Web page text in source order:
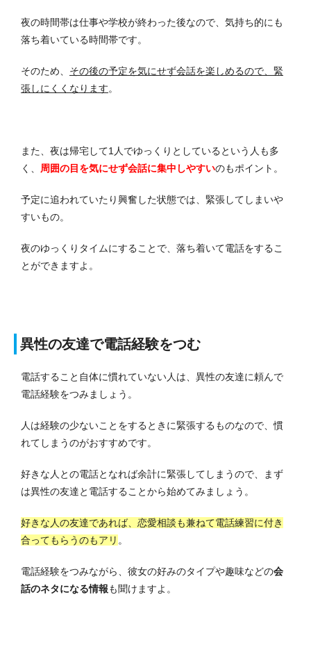
夜の時間帯は仕事や学校が終わった後なので、気持ち的にも
落ち着いている時間帯です。
そのため、 その後の予定を気にせず会話を楽しめるので、緊
張しにくくなります。
また、夜は帰宅して1人でゆっくりとしているという人も多
く、 周囲の目を気にせず会話に集中しやすいのもポイント。
予定に追われていたり興奮した状態では、緊張してしまいや
すいもの。
夜のゆっくりタイムにすることで、落ち着いて電話をするこ
とができますよ。
異性の友達で電話経験をつむ
電話すること自体に慣れていない人は、異性の友達に頼んで
電話経験をつみましょう。
人は経験の少ないことをするときに緊張するものなので、慣
れてしまうのがおすすめです。
好きな人との電話となれば余計に緊張してしまうので、まず
は異性の友達と電話することから始めてみましょう。
好きな人の友達であれば、恋愛相談も兼ねて電話練習に付き
合ってもらうのもアリ 。
電話経験をつみながら、彼女の好みのタイプや趣味などの会
話のネタになる情報も聞けますよ。